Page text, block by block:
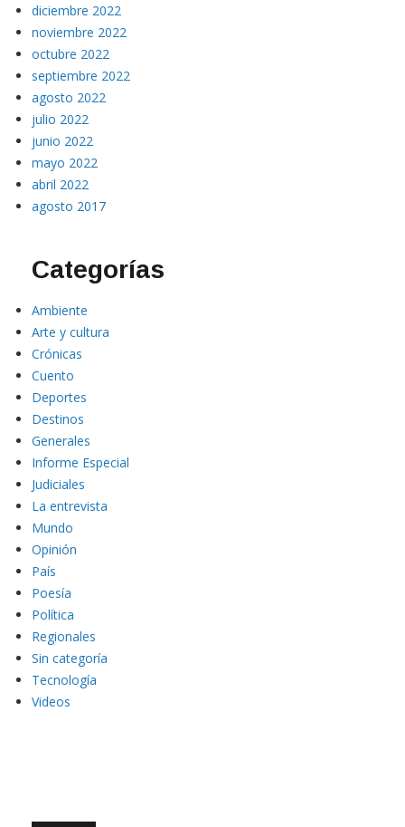
diciembre 2022
noviembre 2022
octubre 2022
septiembre 2022
agosto 2022
julio 2022
junio 2022
mayo 2022
abril 2022
agosto 2017
Categorías
Ambiente
Arte y cultura
Crónicas
Cuento
Deportes
Destinos
Generales
Informe Especial
Judiciales
La entrevista
Mundo
Opinión
País
Poesía
Política
Regionales
Sin categoría
Tecnología
Videos